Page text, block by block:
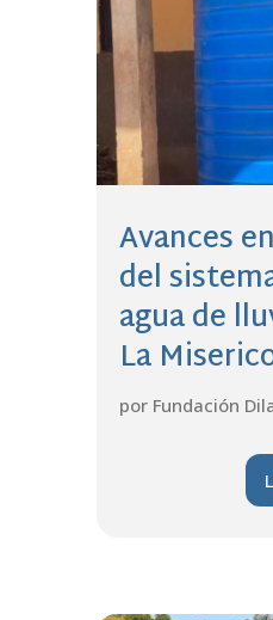
Avances
del
agua de
La
por Fundación